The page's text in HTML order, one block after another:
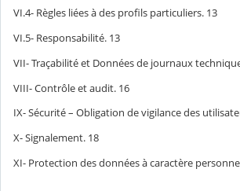
VI.4- Règles liées à des profils particuliers. 13
VI.5- Responsabilité. 13
VII- Traçabilité et Données de journaux
VIII- Contrôle et audit. 16
IX- Sécurité – Obligation de vigilance des
X- Signalement. 18
XI- Protection des données à caractère